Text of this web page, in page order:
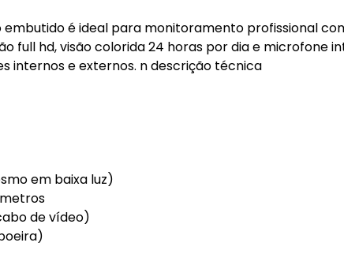
é ideal para monitoramento profissional
full hd, visão colorida 24 horas por dia e microfone
internos e externos. n descrição técnica
em baixa luz)
de vídeo)